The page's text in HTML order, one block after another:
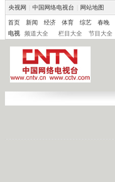
央视网 中国网络电视台 网站地图
首页 新闻 经济 体育 综艺 春晚
电视
频道大全 栏目大全 节目大全